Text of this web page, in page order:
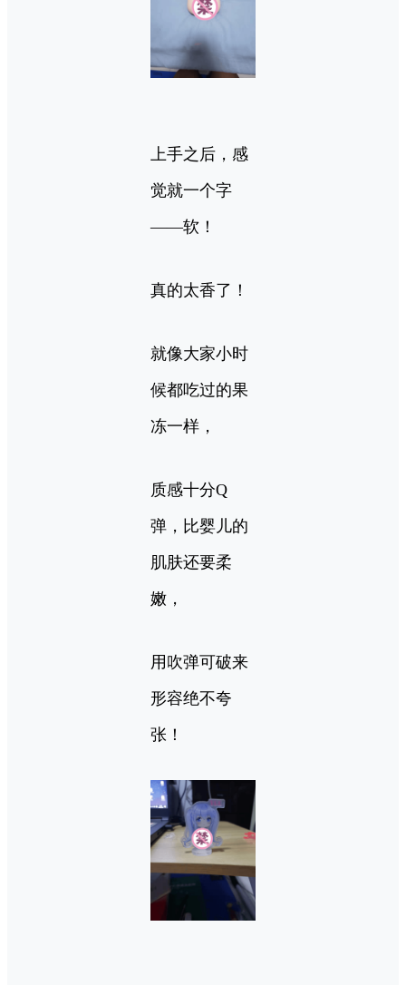
上手之后，感
觉就一个字
——软！
真的太香了！
就像大家小时
候都吃过的果
冻一样，
质感十分Q
弹，比婴儿的
肌肤还要柔
嫩，
用吹弹可破来
形容绝不夸
张！